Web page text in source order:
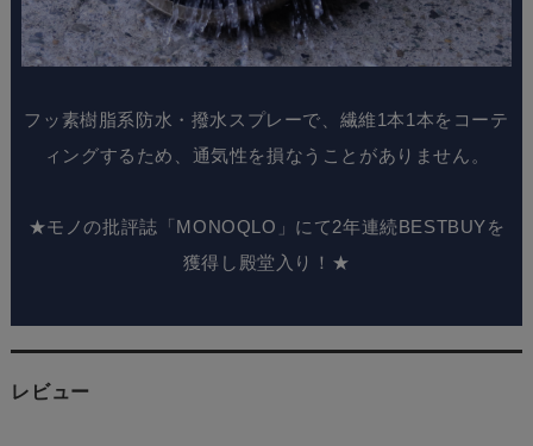
フッ素樹脂系防水・撥水スプレーで、繊維1本1本をコーテ
ィングするため、通気性を損なうことがありません。
★モノの批評誌「MONOQLO」にて2年連続BESTBUYを
獲得し殿堂入り！★
レビュー